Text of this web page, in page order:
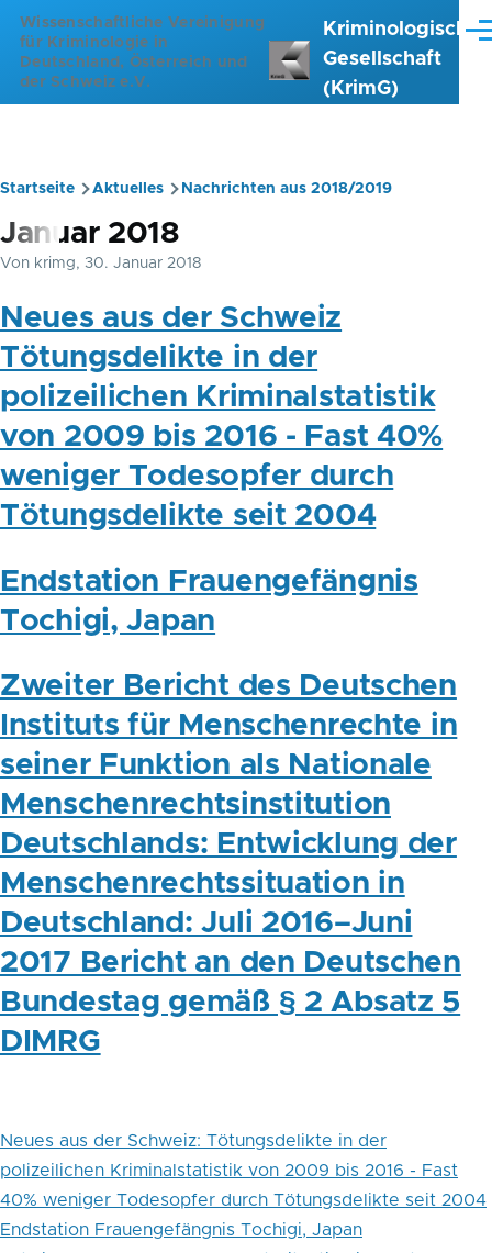
Direkt zum Inhalt
Wissenschaftliche Vereinigung
für Kriminologie in
Deutschland, Österreich und
der Schweiz e.V.
Kriminologische
Gesellschaft
(KrimG)
Pfadnavigation
Startseite Aktuelles Nachrichten aus 2018/2019
Januar 2018
Von krimg, 30. Januar 2018
Neues aus der Schweiz
Tötungsdelikte in der
polizeilichen Kriminalstatistik
von 2009 bis 2016 - Fast 40%
weniger Todesopfer durch
Tötungsdelikte seit 2004
Endstation Frauengefängnis
Tochigi, Japan
Zweiter Bericht des Deutschen
Instituts für Menschenrechte in
seiner Funktion als Nationale
Menschenrechtsinstitution
Deutschlands: Entwicklung der
Menschenrechtssituation in
Deutschland: Juli 2016–Juni
2017 Bericht an den Deutschen
Bundestag gemäß § 2 Absatz 5
DIMRG
Neues aus der Schweiz: Tötungsdelikte in der
polizeilichen Kriminalstatistik von 2009 bis 2016 - Fast
40% weniger Todesopfer durch Tötungsdelikte seit 2004
Endstation Frauengefängnis Tochigi, Japan